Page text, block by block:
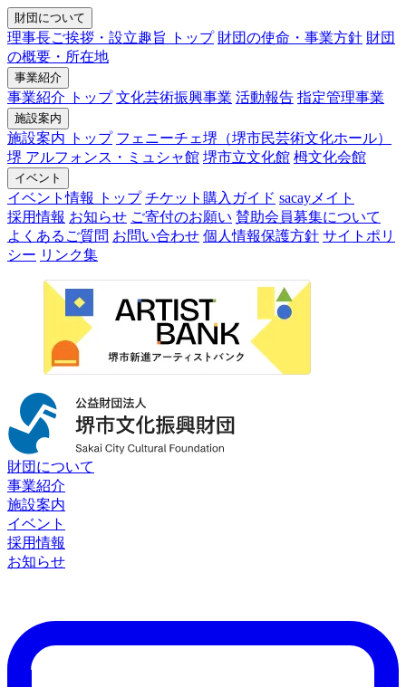
財団について
理事長ご挨拶・設立趣旨 トップ 財団の使命・事業方針 財団
の概要・所在地
事業紹介
事業紹介 トップ 文化芸術振興事業 活動報告 指定管理事業
施設案内
施設案内 トップ フェニーチェ堺（堺市民芸術文化ホール）
堺 アルフォンス・ミュシャ館 堺市立文化館 栂文化会館
イベント
イベント情報 トップ チケット購入ガイド sacayメイト
採用情報 お知らせ ご寄付のお願い 賛助会員募集について
よくあるご質問 お問い合わせ 個人情報保護方針 サイトポリ
シー リンク集
財団について
事業紹介
施設案内
イベント
採用情報
お知らせ